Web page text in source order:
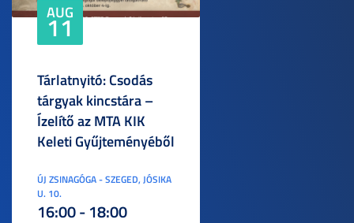
AUG
11
Tárlatnyitó: Csodás
tárgyak kincstára –
Ízelítő az MTA KIK
Keleti Gyűjteményéből
ÚJ ZSINAGÓGA - SZEGED, JÓSIKA
U. 10.
16:00 - 18:00